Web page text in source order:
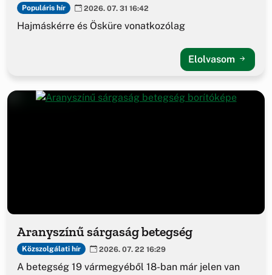
Populáris hír 2026. 07. 31 16:42
Hajmáskérre és Ösküre vonatkozólag
Elolvasom
Aranyszínű sárgaság betegség
Közszolgálati hír 2026. 07. 22 16:29
A betegség 19 vármegyéből 18-ban már jelen van